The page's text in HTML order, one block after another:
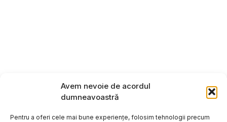
Avem nevoie de acordul
dumneavoastră
Pentru a oferi cele mai bune experiențe, folosim tehnologii precum